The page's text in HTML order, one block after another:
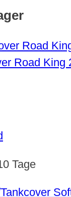
Road King
Tage